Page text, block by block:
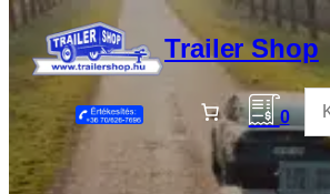
Ugrás
a
tartalomhoz
Trailer Shop
0